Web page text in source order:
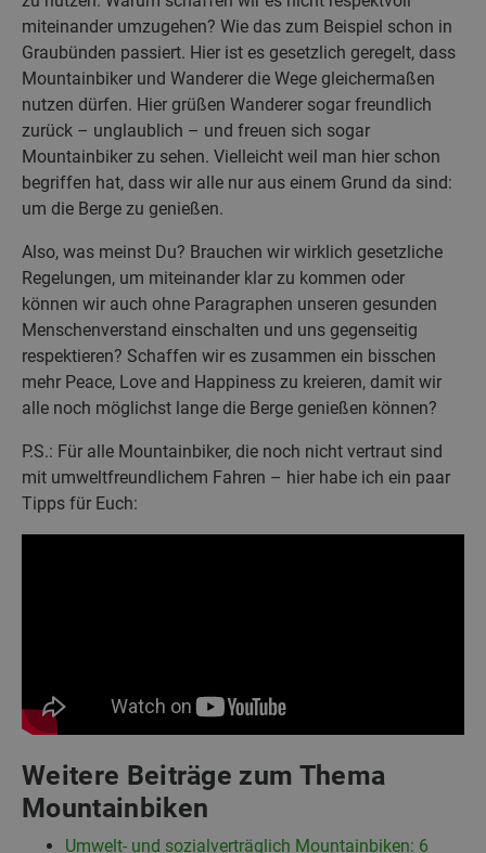
miteinander umzugehen? Wie das zum Beispiel schon in
Graubünden passiert. Hier ist es gesetzlich geregelt, dass
Mountainbiker und Wanderer die Wege gleichermaßen
nutzen dürfen. Hier grüßen Wanderer sogar freundlich
zurück – unglaublich – und freuen sich sogar
Mountainbiker zu sehen. Vielleicht weil man hier schon
begriffen hat, dass wir alle nur aus einem Grund da sind:
um die Berge zu genießen.
Also, was meinst Du? Brauchen wir wirklich gesetzliche
Regelungen, um miteinander klar zu kommen oder
können wir auch ohne Paragraphen unseren gesunden
Menschenverstand einschalten und uns gegenseitig
respektieren? Schaffen wir es zusammen ein bisschen
mehr Peace, Love and Happiness zu kreieren, damit wir
alle noch möglichst lange die Berge genießen können?
P.S.: Für alle Mountainbiker, die noch nicht vertraut sind
mit umweltfreundlichem Fahren – hier habe ich ein paar
Tipps für Euch:
Weitere Beiträge zum Thema
Mountainbiken
Umwelt- und sozialverträglich Mountainbiken: 6